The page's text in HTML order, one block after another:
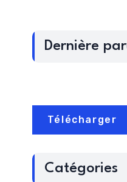
Dernière
Télécharger
Catégories